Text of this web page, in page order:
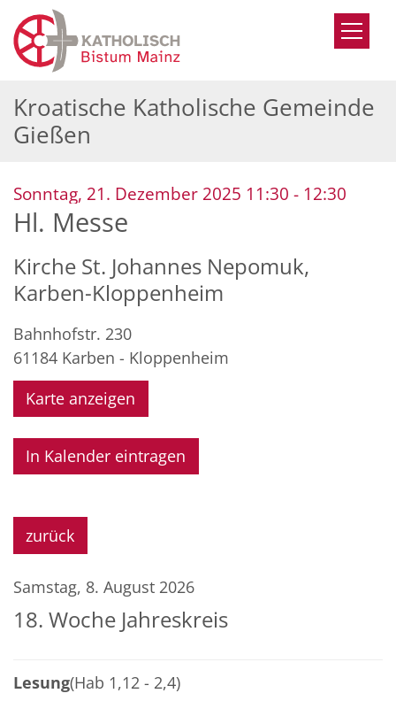
Zum Inhalt springen
Kroatische Katholische Gemeinde
Gießen
Sonntag, 21. Dezember 2025 11:30 - 12:30
Hl. Messe
Kirche St. Johannes Nepomuk,
Karben-Kloppenheim
Bahnhofstr. 230
61184 Karben - Kloppenheim
Karte anzeigen
In Kalender eintragen
zurück
Samstag, 8. August 2026
18. Woche Jahreskreis
Lesung(Hab 1,12 - 2,4)